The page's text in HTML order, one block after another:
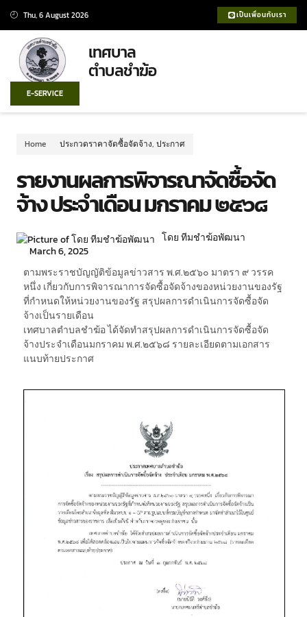
Thu, 6 August 2026 เป็นเพื่อนกับเรา
เทศบาล
ตำบลชำฆ้อ
E-SERVICE
Home ประกวดราคาจัดซื้อจัดจ้าง, ประกาศ
รายงานผลการพิจารณาจัดซื้อจัด
จ้าง ประจำเดือน มกราคม ๒๕๖๘
โดย ทีมชำฆ้อพัฒนา
March 6, 2025
ตามพระราชบัญญัติข้อมูลข่าวสาร พ.ศ.๒๕๖๐ มาตรา ๙ วรรค
หนึ่ง เกี่ยวกับการพิจารณาการจัดซื้อจัดจ้างของหน่วยงานของรัฐ
ที่กำหนดให้หน่วยงานของรัฐ สรุปผลการดำเนินการจัดซื้อจัด
จ้างเป็นรายเดือน
เทศบาลตำบลชำฆ้อ ได้จัดทำสรุปผลการดำเนินการจัดซื้อจัด
จ้างประจำเดือนมกราคม พ.ศ.๒๕๖๘ รายละเอียดตามเอกสาร
แนบท้ายประกาศ